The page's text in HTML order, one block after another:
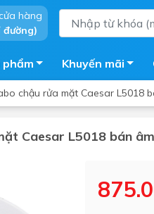
hàng
đường)
phẩm Khuyến mãi
chậu rửa mặt Caesar L5018
Caesar L5018 bán